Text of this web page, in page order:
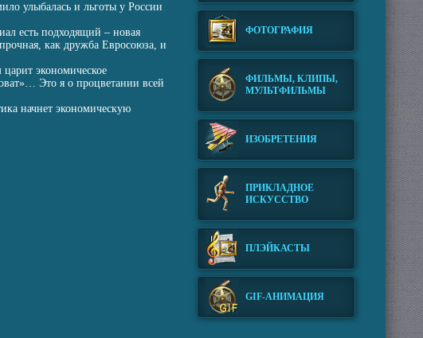
улыбалась и льготы у России
есть подходящий – новая
как дружба Евросоюза, и
экономическое
Это я о процветании всей
начнет экономическую
ФОТОГРАФИЯ
ФИЛЬМЫ, КЛИПЫ,
МУЛЬТФИЛЬМЫ
ИЗОБРЕТЕНИЯ
ПРИКЛАДНОЕ
ИСКУССТВО
ПЛЭЙКАСТЫ
GIF-АНИМАЦИЯ